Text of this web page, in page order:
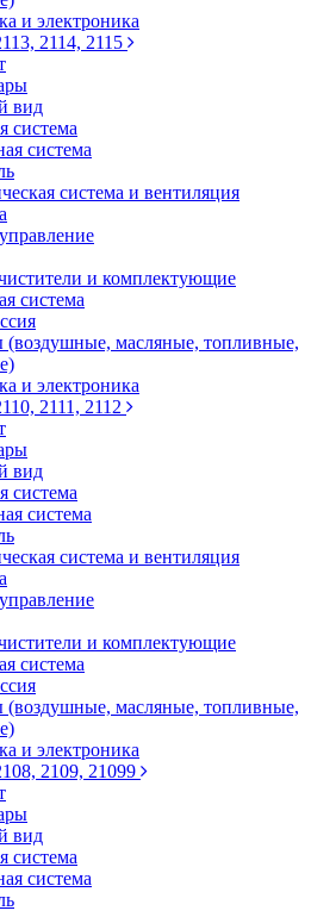
и электроника
2114, 2115
вид
система
система
система и вентиляция
и комплектующие
система
(воздушные, масляные, топливные,
и электроника
2111, 2112
вид
система
система
система и вентиляция
и комплектующие
система
(воздушные, масляные, топливные,
и электроника
2109, 21099
вид
система
система